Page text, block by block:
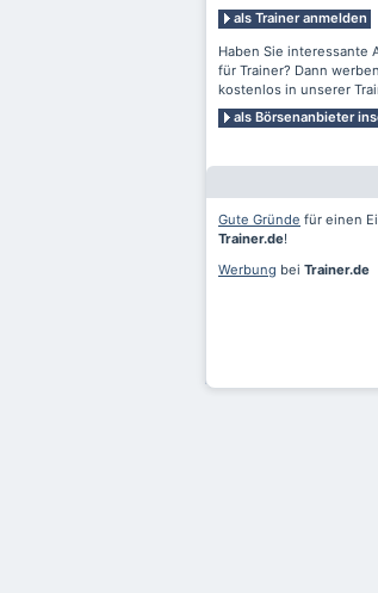
als Trainer anmelden
Haben Sie interessante
für Trainer? Dann
kostenlos in unserer
als Börsenanbieter
Gute Gründe für einen
Trainer.de!
Werbung bei Trainer.de